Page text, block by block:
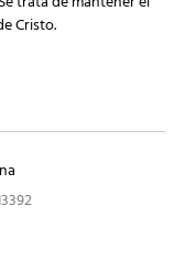
Cristo.